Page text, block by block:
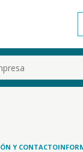
Y CONTACTO